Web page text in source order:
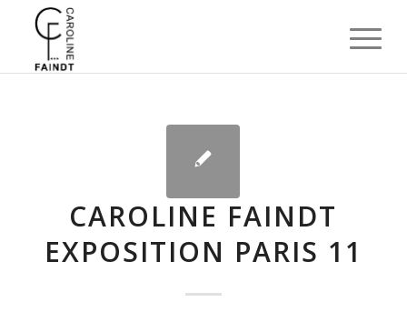
CAROLINE FAINDT
EXPOSITION PARIS 11